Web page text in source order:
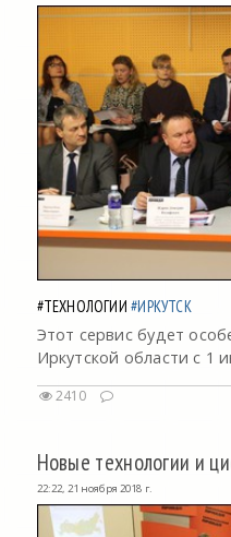
#ТЕХНОЛОГИИ #ИРКУТСК
Этот сервис будет
Иркутской области с 1
2410
Новые технологии и
22:22, 21 ноября 2018 г.